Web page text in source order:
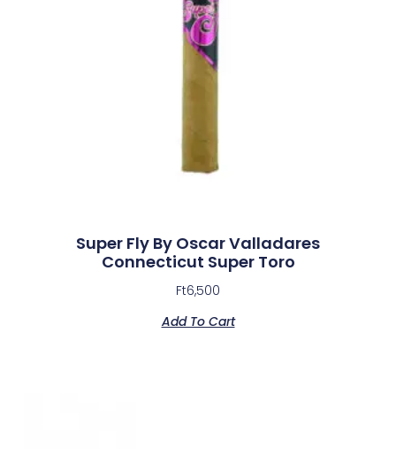
Super Fly By Oscar Valladares
Connecticut Super Toro
Ft6,500
Add To Cart